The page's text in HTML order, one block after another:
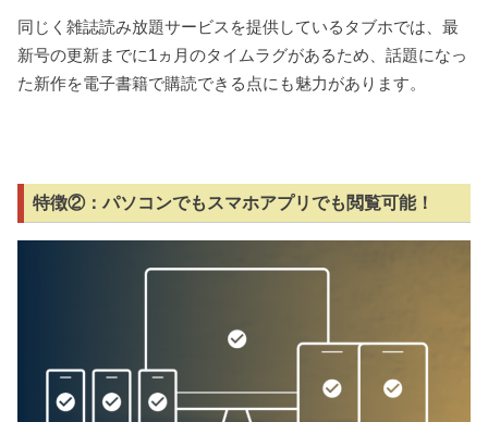
同じく雑誌読み放題サービスを提供しているタブホでは、最
新号の更新までに1ヵ月のタイムラグがあるため、話題になっ
た新作を電子書籍で購読できる点にも魅力があります。
特徴②：パソコンでもスマホアプリでも閲覧可能！